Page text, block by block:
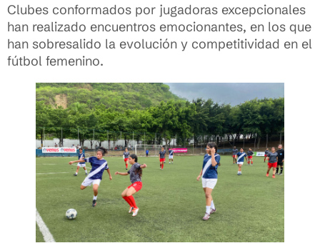
Clubes conformados por jugadoras excepcionales
han realizado encuentros emocionantes, en los que
han sobresalido la evolución y competitividad en el
fútbol femenino.